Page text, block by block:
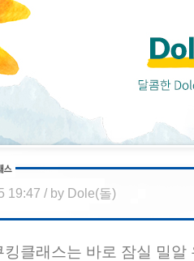
19:47 / by Dole(돌)
킹클래스는 바로 잠실 밀알